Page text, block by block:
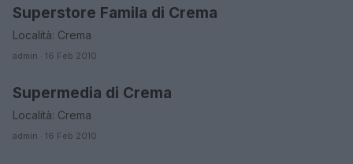
CREMONA
Superstore Famila di Crema
Località: Crema
admin · 16 Feb 2010
CREMONA
Supermedia di Crema
Località: Crema
admin · 16 Feb 2010